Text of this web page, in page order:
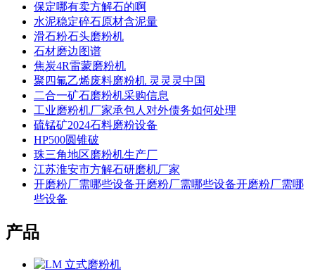
保定哪有卖方解石的啊
水泥稳定碎石原材含泥量
滑石粉石头磨粉机
石材磨边图谱
焦炭4R雷蒙磨粉机
聚四氟乙烯废料磨粉机 灵灵灵中国
二合一矿石磨粉机采购信息
工业磨粉机厂家承包人对外债务如何处理
硫锰矿2024石料磨粉设备
HP500圆锥破
珠三角地区磨粉机生产厂
江苏淮安市方解石研磨机厂家
开磨粉厂需哪些设备开磨粉厂需哪些设备开磨粉厂需哪
些设备
产品